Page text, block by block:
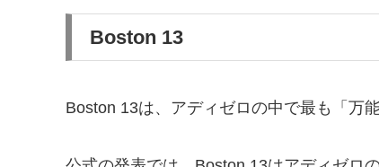
Boston 13
Boston 13は、アディゼロの中で最も「万